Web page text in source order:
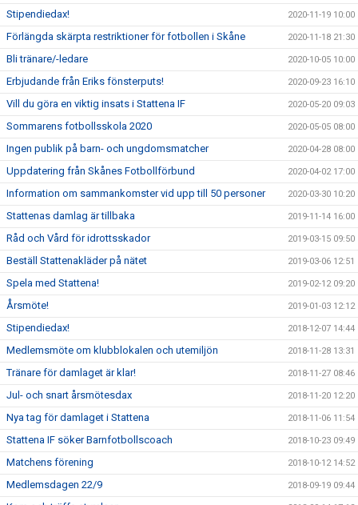
Stipendiedax! 2020-11-19 10:00
Förlängda skärpta restriktioner för fotbollen i Skåne 2020-11-18 21:30
Bli tränare/-ledare 2020-10-05 10:00
Erbjudande från Eriks fönsterputs! 2020-09-23 16:10
Vill du göra en viktig insats i Stattena IF 2020-05-20 09:03
Sommarens fotbollsskola 2020 2020-05-05 08:00
Ingen publik på barn- och ungdomsmatcher 2020-04-28 08:00
Uppdatering från Skånes Fotbollförbund 2020-04-02 17:00
Information om sammankomster vid upp till 50 personer 2020-03-30 10:20
Stattenas damlag är tillbaka 2019-11-14 16:00
Råd och Vård för idrottsskador 2019-03-15 09:50
Beställ Stattenakläder på nätet 2019-03-06 12:51
Spela med Stattena! 2019-02-12 09:20
Årsmöte! 2019-01-03 12:12
Stipendiedax! 2018-12-07 14:44
Medlemsmöte om klubblokalen och utemiljön 2018-11-28 13:31
Tränare för damlaget är klar! 2018-11-27 08:46
Jul- och snart årsmötesdax 2018-11-20 12:20
Nya tag för damlaget i Stattena 2018-11-06 11:54
Stattena IF söker Barnfotbollscoach 2018-10-23 09:49
Matchens förening 2018-10-12 14:52
Medlemsdagen 22/9 2018-09-19 09:44